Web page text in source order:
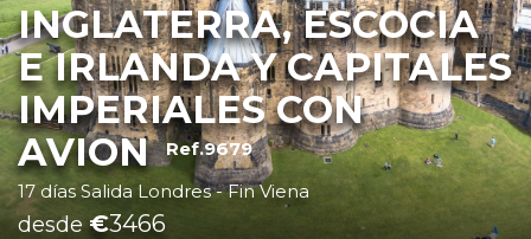
INGLATERRA, ESCOCIA
E IRLANDA Y CAPITALES
IMPERIALES CON
AVION Ref.9679
17 días Salida Londres - Fin Viena
desde€3466